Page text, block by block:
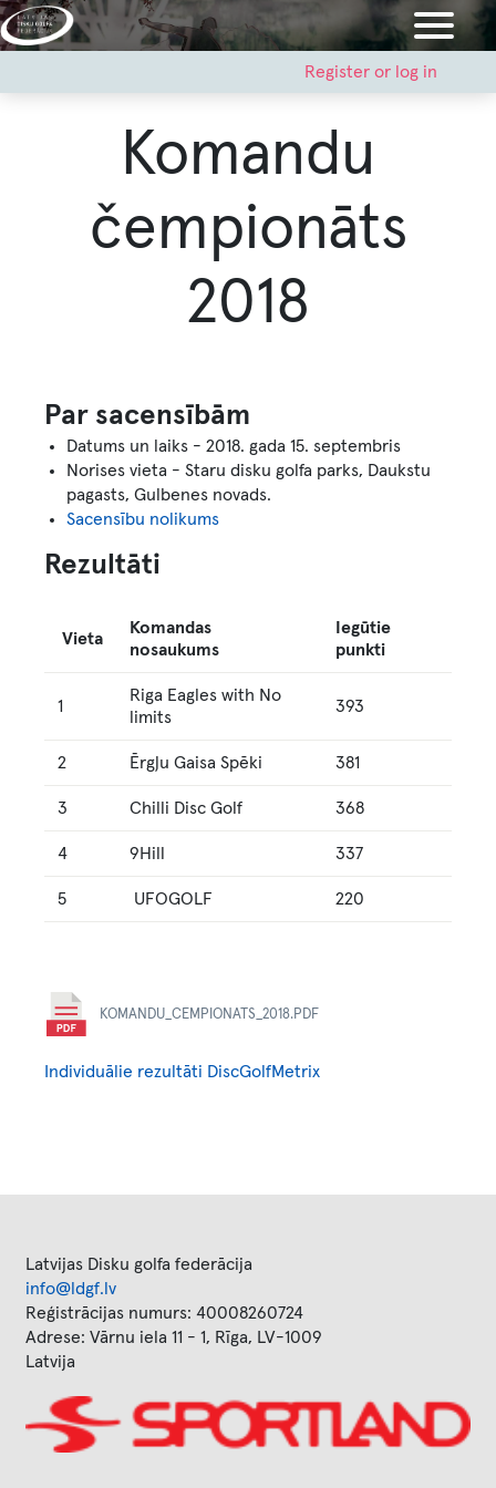
Skip
to
menu
Register or log in
Komandu
čempionāts
2018
Par sacensībām
Datums un laiks - 2018. gada 15. septembris
Norises vieta - Staru disku golfa parks, Daukstu
pagasts, Gulbenes novads.
Sacensību nolikums
Rezultāti
Vieta
Komandas
nosaukums
Iegūtie
punkti
1
Riga Eagles with No
limits
393
2 Ērgļu Gaisa Spēki 381
3 Chilli Disc Golf 368
4 9Hill 337
5 UFOGOLF 220
Document
KOMANDU_CEMPIONATS_2018.PDF
Individuālie rezultāti DiscGolfMetrix
Latvijas Disku golfa federācija
info@ldgf.lv
Reģistrācijas numurs: 40008260724
Adrese: Vārnu iela 11 - 1, Rīga, LV-1009
Latvija
Image